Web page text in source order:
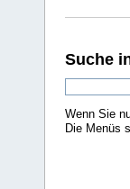
Suche
Wenn Sie
Die Menüs